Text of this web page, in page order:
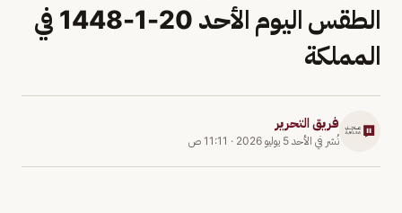
الطقس اليوم الأحد 20-1-1448 في
المملكة
فريق التحرير
نُشر في الأحد 5 يوليو 2026 · 11:11 ص